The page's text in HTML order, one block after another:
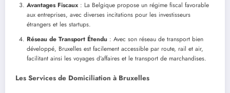
Avantages Fiscaux : La Belgique propose un régime fiscal favorable
aux entreprises, avec diverses incitations pour les investisseurs
étrangers et les startups.
Réseau de Transport Étendu : Avec son réseau de transport bien
développé, Bruxelles est facilement accessible par route, rail et air,
facilitant ainsi les voyages d’affaires et le transport de marchandises.
Les Services de Domiciliation à Bruxelles